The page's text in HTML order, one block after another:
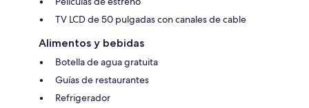
TV LCD de 50 pulgadas con canales de cable
Alimentos y bebidas
Botella de agua gratuita
Guías de restaurantes
Refrigerador